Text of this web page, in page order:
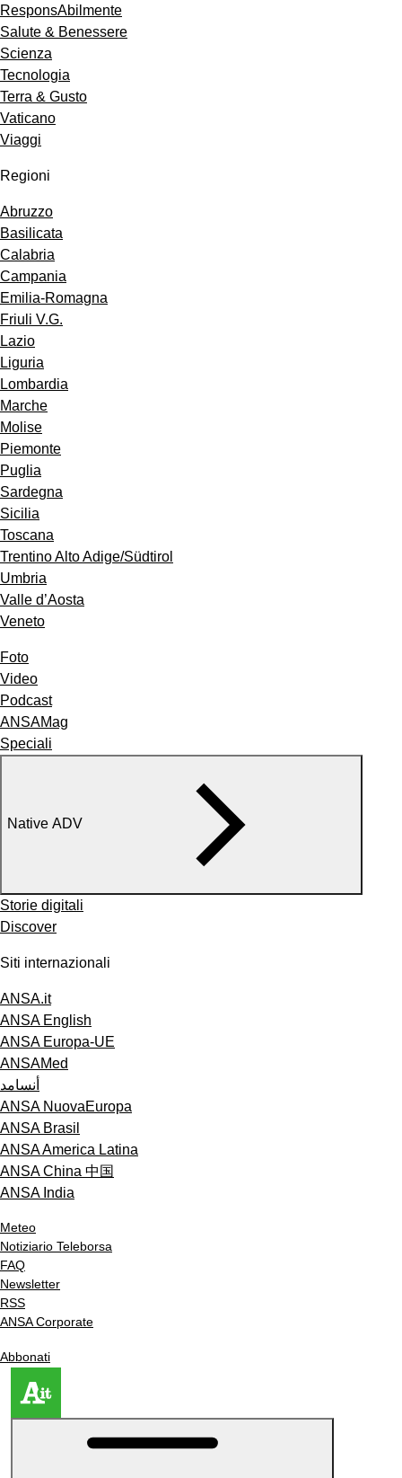
ResponsAbilmente
Salute & Benessere
Scienza
Tecnologia
Terra & Gusto
Vaticano
Viaggi
Regioni
Abruzzo
Basilicata
Calabria
Campania
Emilia-Romagna
Friuli V.G.
Lazio
Liguria
Lombardia
Marche
Molise
Piemonte
Puglia
Sardegna
Sicilia
Toscana
Trentino Alto Adige/Südtirol
Umbria
Valle d’Aosta
Veneto
Foto
Video
Podcast
ANSAMag
Speciali
Native ADV
Storie digitali
Discover
Siti internazionali
ANSA.it
ANSA English
ANSA Europa-UE
ANSAMed
أنسامد
ANSA NuovaEuropa
ANSA Brasil
ANSA America Latina
ANSA China 中国
ANSA India
Meteo
Notiziario Teleborsa
FAQ
Newsletter
RSS
ANSA Corporate
Abbonati